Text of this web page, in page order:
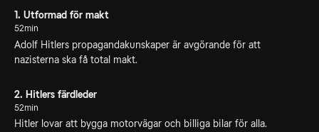
1. Utformad för makt
52min
Adolf Hitlers propagandakunskaper är avgörande för att
nazisterna ska få total makt.
2. Hitlers färdleder
52min
Hitler lovar att bygga motorvägar och billiga bilar för alla.